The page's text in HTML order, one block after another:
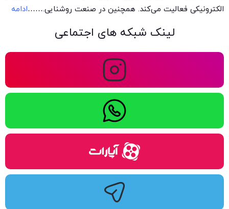
الکترونیکی فعالیت می‌کند. همچنین در صنعت روشنایی.……ادامه
لینک شبکه های اجتماعی